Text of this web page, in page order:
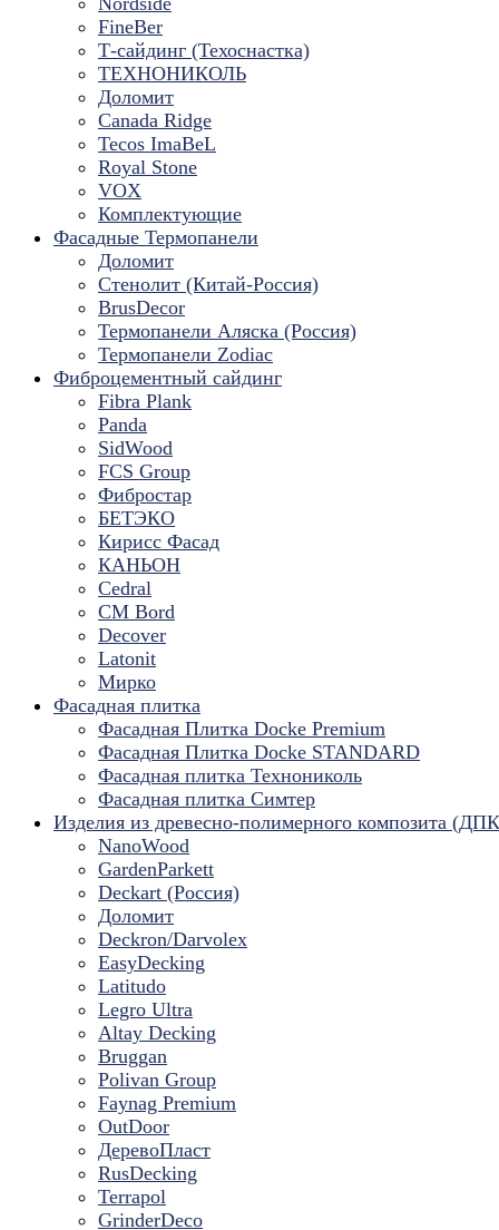
FineBer
Т-сайдинг (Техоснастка)
ТЕХНОНИКОЛЬ
Доломит
Canada Ridge
Tecos ImaBeL
Royal Stone
VOX
Комплектующие
Фасадные Термопанели
Доломит
Стенолит (Китай-Россия)
BrusDecor
Термопанели Аляска (Россия)
Термопанели Zodiac
Фиброцементный сайдинг
Fibra Plank
Panda
SidWood
FCS Group
Фибростар
БЕТЭКО
Кирисс Фасад
КАНЬОН
Cedral
CM Bord
Decover
Latonit
Мирко
Фасадная плитка
Фасадная Плитка Docke Premium
Фасадная Плитка Docke STANDARD
Фасадная плитка Технониколь
Фасадная плитка Симтер
Изделия из древесно-полимерного композита
NanoWood
GardenParkett
Deckart (Россия)
Доломит
Deckron/Darvolex
EasyDecking
Latitudo
Legro Ultra
Altay Decking
Bruggan
Polivan Group
Faynag Premium
OutDoor
ДеревоПласт
RusDecking
Terrapol
GrinderDeco